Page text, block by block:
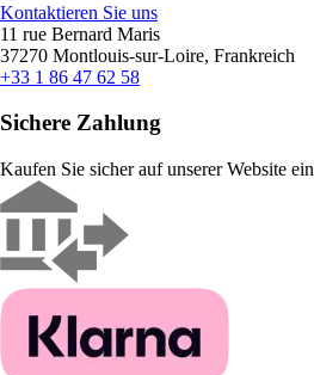
Kontaktieren Sie uns
11 rue Bernard Maris
37270 Montlouis-sur-Loire, Frankreich
+33 1 86 47 62 58
Sichere Zahlung
Kaufen Sie sicher auf unserer Website ein